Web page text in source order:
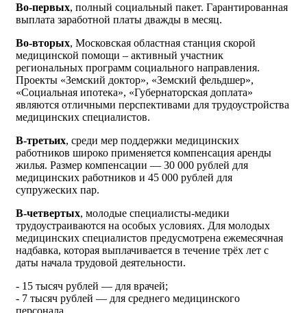
Во-первых, полный социальный пакет. Гарантированная
выплата заработной платы дважды в месяц.
Во-вторых, Московская областная станция скорой
медицинской помощи – активный участник
региональных программ социального направления.
Проекты «Земский доктор», «Земский фельдшер»,
«Социальная ипотека», «Губернаторская доплата»
являются отличными перспективами для трудоустройства
медицинских специалистов.
В-третьих, среди мер поддержки медицинских
работников широко применяется компенсация аренды
жилья. Размер компенсации — 30 000 рублей для
медицинских работников и 45 000 рублей для
супружеских пар.
В-четвертых, молодые специалисты-медики
трудоустраиваются на особых условиях. Для молодых
медицинских специалистов предусмотрена ежемесячная
надбавка, которая выплачивается в течение трёх лет с
даты начала трудовой деятельности.
- 15 тысяч рублей — для врачей;
- 7 тысяч рублей — для среднего медицинского
персонала.